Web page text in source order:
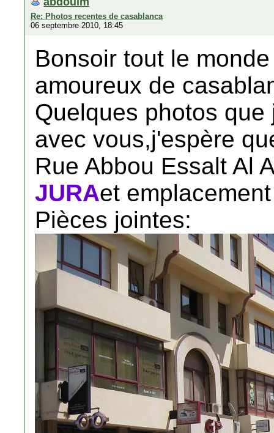
Re: Photos recentes de casablanca
06 septembre 2010, 18:45
Bonsoir tout le
amoureux de
Quelques photos
avec vous,j'espère
Rue Abbou Essalt Al
JURAet
Pièces jointes: